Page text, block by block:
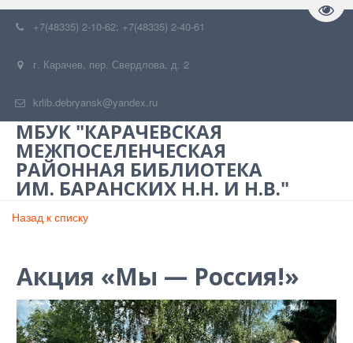
+7(48335) 2-10-62; +7(48335) 2-40-61
г. Карачев, пер. Свердлова, д. 2
krlib.debryansk@yandex.ru
МБУК "КАРАЧЕВСКАЯ
МЕЖПОСЕЛЕНЧЕСКАЯ
РАЙОННАЯ БИБЛИОТЕКА
ИМ. БАРАНСКИХ Н.Н. И Н.В."
Назад к списку
Акция «Мы — Россия!»